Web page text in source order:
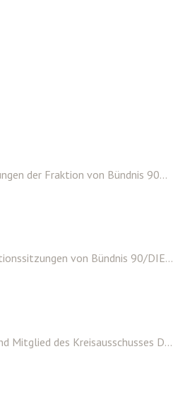
der Fraktion von Bündnis 90...
von Bündnis 90/DIE...
Mitglied des Kreisausschusses D...